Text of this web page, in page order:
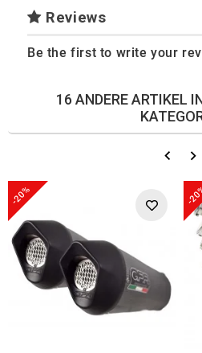
Reviews
Be the first to write your
16 ANDERE ARTIKEL
-20% -